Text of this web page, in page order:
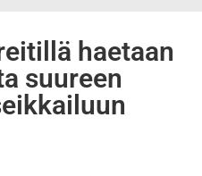
haetaan
suureen